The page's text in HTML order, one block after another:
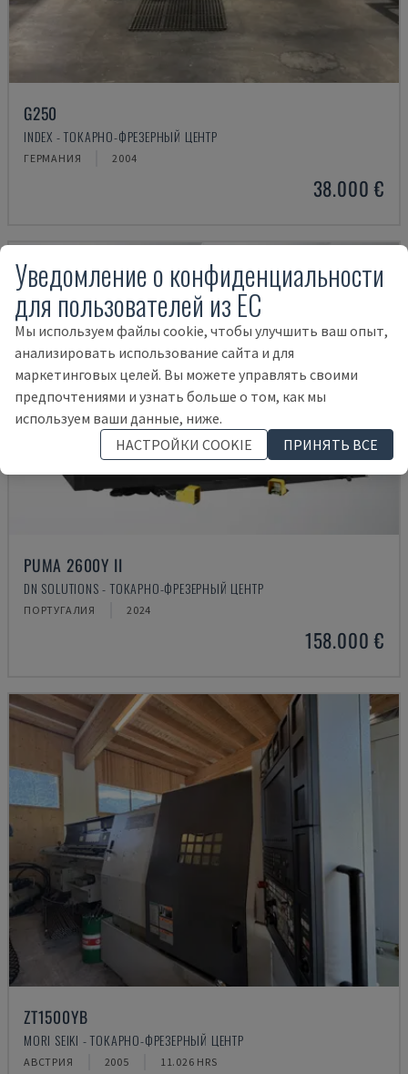
G250
INDEX - ТОКАРНО-ФРЕЗЕРНЫЙ ЦЕНТР
ГЕРМАНИЯ 2004
38.000 €
PUMA 2600Y II
DN SOLUTIONS - ТОКАРНО-ФРЕЗЕРНЫЙ ЦЕНТР
ПОРТУГАЛИЯ 2024
158.000 €
ZT1500YB
MORI SEIKI - ТОКАРНО-ФРЕЗЕРНЫЙ ЦЕНТР
АВСТРИЯ 2005 11.026 HRS
Уведомление о конфиденциальности
для пользователей из ЕС
Мы используем файлы cookie, чтобы улучшить ваш опыт,
анализировать использование сайта и для
маркетинговых целей. Вы можете управлять своими
предпочтениями и узнать больше о том, как мы
используем ваши данные, ниже.
НАСТРОЙКИ COOKIE
ПРИНЯТЬ ВСЕ